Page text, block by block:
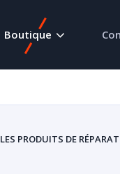
Boutique
LES PRODUITS DE